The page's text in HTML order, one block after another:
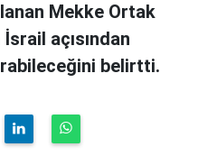
Mekke Ortak
açısından
belirtti.